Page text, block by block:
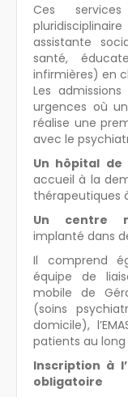
Ces
assistante
santé,
infirmières) en
Les
urgences où
réalise une
avec le
Un hôpital de
accueil à la
thérapeutiques
Un centre
implanté dans
Il comprend
équipe de
mobile de
(soins
domicile),
patients au
Inscription à
obligatoire